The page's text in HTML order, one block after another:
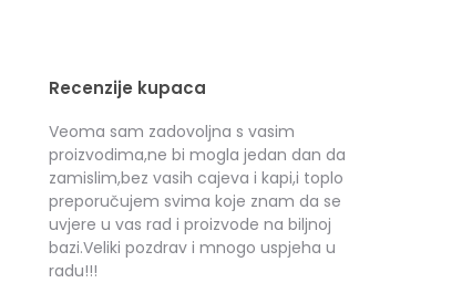
Recenzije kupaca
Veoma sam zadovoljna s vasim
proizvodima,ne bi mogla jedan dan da
zamislim,bez vasih cajeva i kapi,i toplo
preporučujem svima koje znam da se
uvjere u vas rad i proizvode na biljnoj
bazi.Veliki pozdrav i mnogo uspjeha u
radu!!!